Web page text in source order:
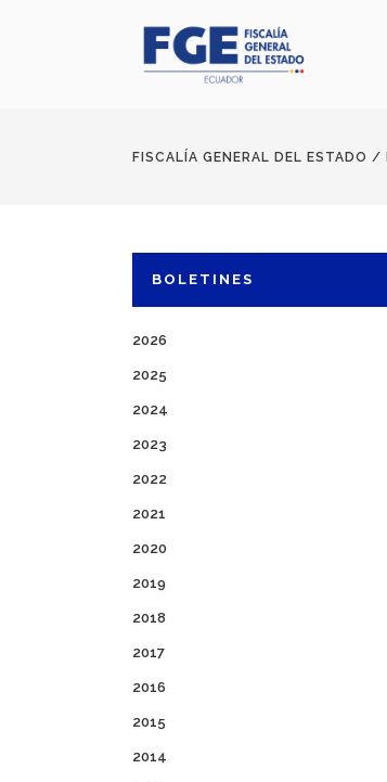
FISCALÍA GENERAL DEL ESTADO /
BOLETINES
2026
2025
2024
2023
2022
2021
2020
2019
2018
2017
2016
2015
2014